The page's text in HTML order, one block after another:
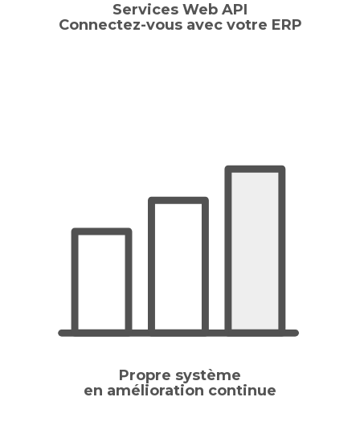
Services Web API
Connectez-vous avec votre ERP
Propre système
en amélioration continue